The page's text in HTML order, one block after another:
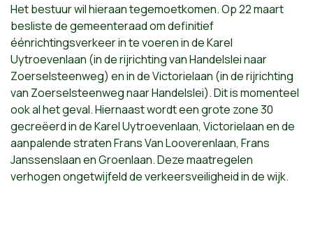
Het bestuur wil hieraan tegemoetkomen. Op 22 maart
besliste de gemeenteraad om definitief
éénrichtingsverkeer in te voeren in de Karel
Uytroevenlaan (in de rijrichting van Handelslei naar
Zoerselsteenweg) en in de Victorielaan (in de rijrichting
van Zoerselsteenweg naar Handelslei). Dit is momenteel
ook al het geval. Hiernaast wordt een grote zone 30
gecreëerd in de Karel Uytroevenlaan, Victorielaan en de
aanpalende straten Frans Van Looverenlaan, Frans
Janssenslaan en Groenlaan. Deze maatregelen
verhogen ongetwijfeld de verkeersveiligheid in de wijk.